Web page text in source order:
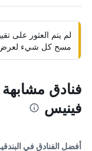
لم يتم العثور على
مسح كل شيء لعرض
فنادق مشابهة
فينيس
أفضل الفنادق في